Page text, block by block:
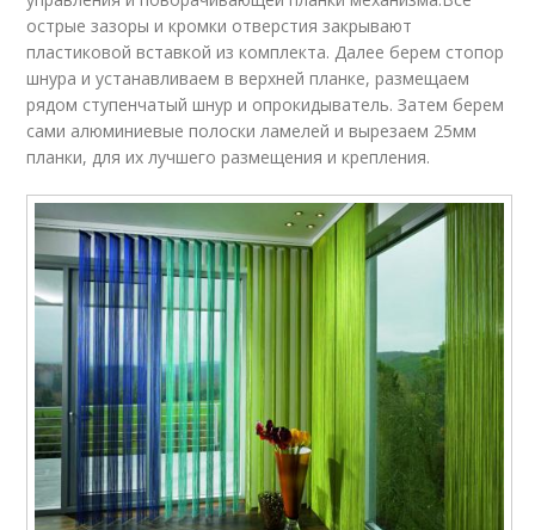
острые зазоры и кромки отверстия закрывают
пластиковой вставкой из комплекта. Далее берем стопор
шнура и устанавливаем в верхней планке, размещаем
рядом ступенчатый шнур и опрокидыватель. Затем берем
сами алюминиевые полоски ламелей и вырезаем 25мм
планки, для их лучшего размещения и крепления.